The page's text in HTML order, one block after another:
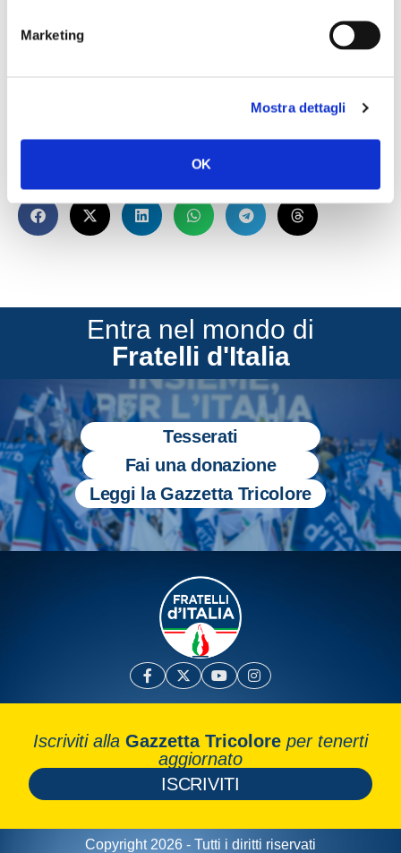
Marketing
Mostra dettagli
OK
SCARICA IL BANDO BORSA DI STUDIO
IN WORD
Entra nel mondo di
Fratelli d'Italia
Tesserati
Fai una donazione
Leggi la Gazzetta Tricolore
Iscriviti alla Gazzetta Tricolore per tenerti
aggiornato
ISCRIVITI
Copyright 2026 - Tutti i diritti riservati